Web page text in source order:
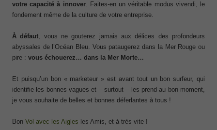
votre capacité à innover. Faites-en un véritable modus vivendi, le
fondement même de la culture de votre entreprise.
À défaut, vous ne gouterez jamais aux délices des profondeurs
abyssales de l’Océan Bleu. Vous pataugerez dans la Mer Rouge ou
pire : vous échouerez… dans la Mer Morte…
Et puisqu’un bon « marketeur » est avant tout un bon surfeur, qui
identifie les bonnes vagues et – surtout – les prend au bon moment,
je vous souhaite de belles et bonnes déferlantes à tous !
Bon Vol avec les Aigles les Amis, et à très vite !